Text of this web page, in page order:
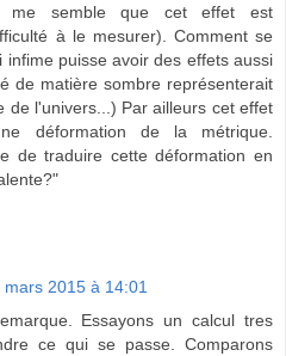
me semble que cet effet est
à le mesurer). Comment se
puisse avoir des effets aussi
de matière sombre représenterait
de l'univers...) Par ailleurs cet effet
déformation de la métrique.
de traduire cette déformation en
mars 2015 à 14:01
Essayons un calcul tres
ce qui se passe. Comparons